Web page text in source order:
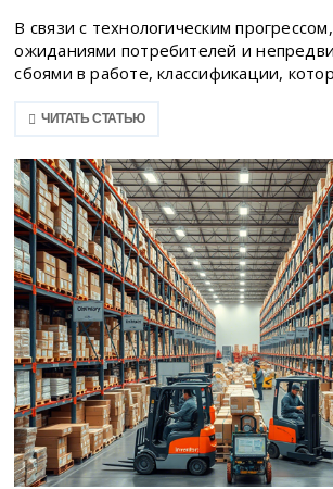
В связи с технологическим
ожиданиями потребителей и
сбоями в работе, классификации,
ЧИТАТЬ СТАТЬЮ